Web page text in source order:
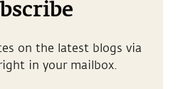
on the latest blogs via
in your mailbox.